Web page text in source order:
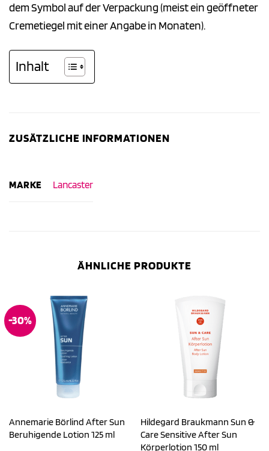
dem Symbol auf der Verpackung (meist ein geöffneter
Cremetiegel mit einer Angabe in Monaten).
Inhalt
ZUSÄTZLICHE INFORMATIONEN
MARKE Lancaster
ÄHNLICHE PRODUKTE
-30%
Annemarie Börlind After Sun
Beruhigende Lotion 125 ml
Hildegard Braukmann Sun &
Care Sensitive After Sun
Körperlotion 150 ml